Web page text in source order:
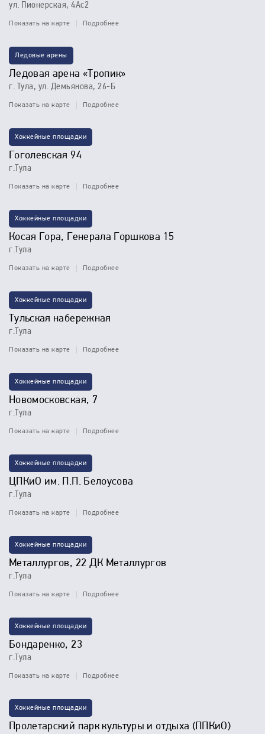
ул. Пионерская, 4Ас2
Показать на карте Подробнее
Ледовые арены
Ледовая арена «Тропик»
г. Тула, ул. Демьянова, 26-Б
Показать на карте Подробнее
Хоккейные площадки
Гоголевская 94
г.Тула
Показать на карте Подробнее
Хоккейные площадки
Косая Гора, Генерала Горшкова 15
г.Тула
Показать на карте Подробнее
Хоккейные площадки
Тульская набережная
г.Тула
Показать на карте Подробнее
Хоккейные площадки
Новомосковская, 7
г.Тула
Показать на карте Подробнее
Хоккейные площадки
ЦПКиО им. П.П. Белоусова
г.Тула
Показать на карте Подробнее
Хоккейные площадки
Металлургов, 22 ДК Металлургов
г.Тула
Показать на карте Подробнее
Хоккейные площадки
Бондаренко, 23
г.Тула
Показать на карте Подробнее
Хоккейные площадки
Пролетарский парк культуры и отдыха (ППКиО)